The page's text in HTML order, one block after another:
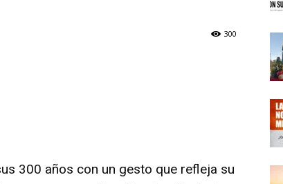
300
300 años con un gesto que refleja su